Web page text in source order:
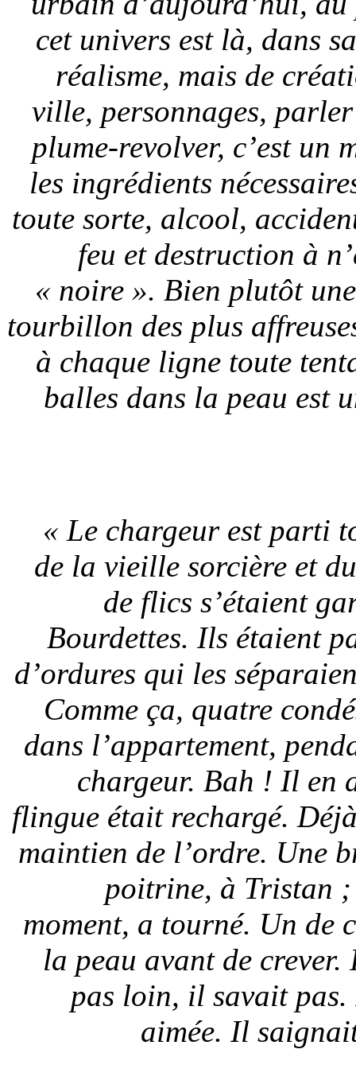
cet univers est là, dans
réalisme, mais de
ville, personnages,
plume-revolver, c’est un
les ingrédients
toute sorte, alcool,
feu et destruction à
« noire ». Bien plutôt
tourbillon des plus
à chaque ligne toute
balles dans la peau est
« Le chargeur est parti
de la vieille sorcière et
de flics s’étaient
Bourdettes. Ils étaient
d’ordures qui les
Comme ça, quatre
dans l’appartement,
chargeur. Bah ! Il en
flingue était rechargé.
maintien de l’ordre. Une
poitrine, à Tristan ;
moment, a tourné. Un de
la peau avant de
pas loin, il savait
aimée. Il